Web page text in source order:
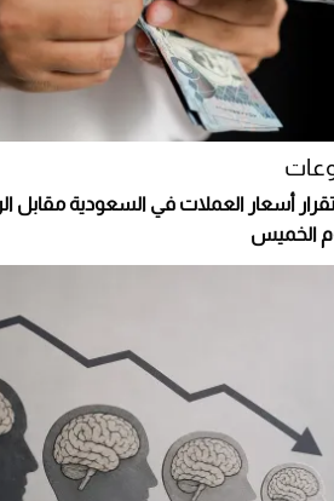
أسعار العملات في السعودية مقابل
الخميس